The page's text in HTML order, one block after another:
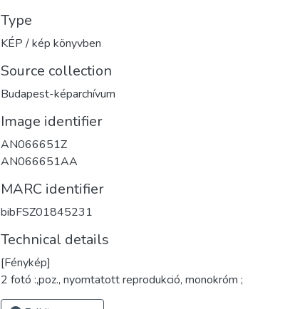
Type
KÉP / kép könyvben
Source collection
Budapest-képarchívum
Image identifier
AN066651Z
AN066651AA
MARC identifier
bibFSZ01845231
Technical details
[Fénykép]
2 fotó :,poz., nyomtatott reprodukció, monokróm ;